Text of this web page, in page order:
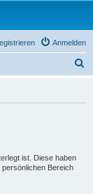
Anmelden
ist. Diese haben
Bereich